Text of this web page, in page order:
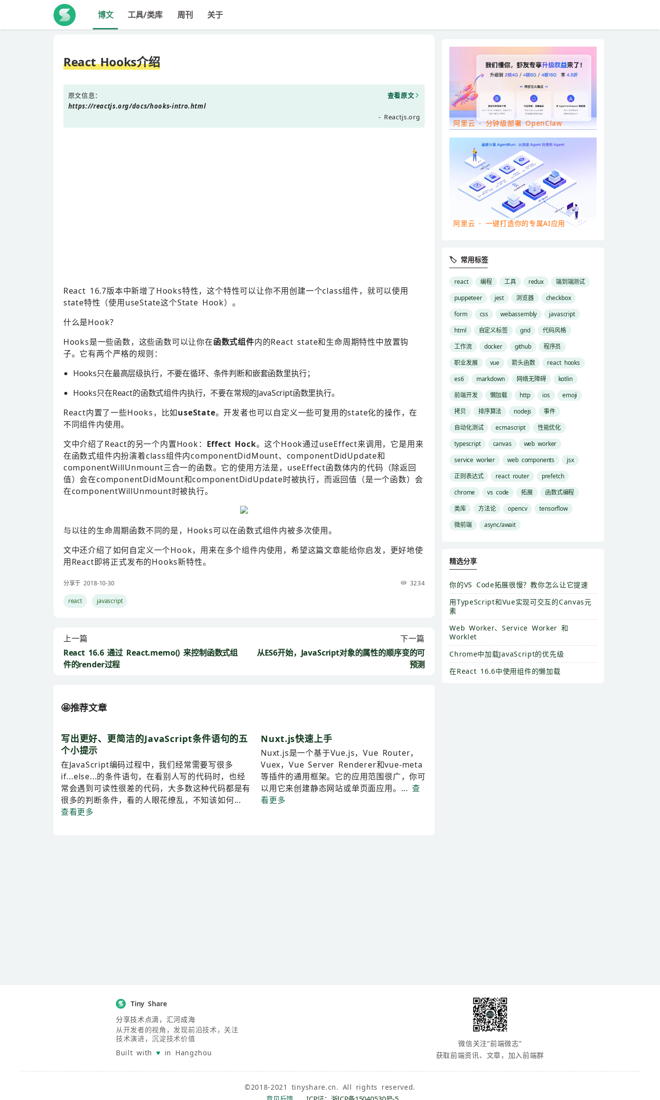
博文 工具/类库 周刊 关于
React Hooks介绍
原文信息：
查看原文
https://reactjs.org/docs/hooks-intro.html
- Reactjs.org
React 16.7版本中新增了Hooks特性，这个特性可以让你不用创建一个class组件，就可以使用
state特性（使用useState这个State Hook）。
什么是Hook？
Hooks是一些函数，这些函数可以让你在函数式组件内的React state和生命周期特性中放置钩
子。它有两个严格的规则：
Hooks只在最高层级执行，不要在循环、条件判断和嵌套函数里执行；
Hooks只在React的函数式组件内执行，不要在常规的JavaScript函数里执行。
React内置了一些Hooks，比如useState。开发者也可以自定义一些可复用的state化的操作，在
不同组件内使用。
文中介绍了React的另一个内置Hook： Effect Hock。这个Hook通过useEffect来调用，它是用来
在函数式组件内扮演着class组件内componentDidMount、componentDidUpdate和
componentWillUnmount三合一的函数。它的使用方法是，useEffect函数体内的代码（除返回
值）会在componentDidMount和componentDidUpdate时被执行，而返回值（是一个函数）会
在componentWillUnmount时被执行。
与以往的生命周期函数不同的是，Hooks可以在函数式组件内被多次使用。
文中还介绍了如何自定义一个Hook，用来在多个组件内使用，希望这篇文章能给你启发，更好地使
用React即将正式发布的Hooks新特性。
分享于 2018-10-30 3234
react javascript
上一篇
React 16.6 通过 React.memo() 来控制函数式组
件的render过程
下一篇
从ES6开始，JavaScript对象的属性的顺序变的可
预测
🤩推荐文章
写出更好、更简洁的JavaScript条件语句的五
个小提示
在JavaScript编码过程中，我们经常需要写很多
if...else...的条件语句，在看别人写的代码时，也经
常会遇到可读性很差的代码，大多数这种代码都是有
很多的判断条件，看的人眼花缭乱，不知该如何...
查看更多
Nuxt.js快速上手
Nuxt.js是一个基于Vue.js，Vue Router，
Vuex，Vue Server Renderer和vue-meta
等插件的通用框架。它的应用范围很广，你可
以用它来创建静态网站或单页面应用。...查
看更多
阿里云 - 分钟级部署 OpenClaw
阿里云 - 一键打造你的专属AI应用
🏷 常用标签
react 编程 工具 redux
端到端测试
puppeteer
jest 浏览器
checkbox
form
css webassembly
javascript
html
自定义标签 grid
代码风格
工作流
docker github
程序员
职业发展
vue 箭头函数
react hooks
es6
markdown 网络无障碍
kotlin
前端开发
懒加载 http ios
emoji
拷贝
排序算法 nodejs
事件
自动化测试
ecmascript
性能优化
typescript
canvas
web worker
service worker
web components
jsx
正则表达式
react router
prefetch
chrome
vs code 拓展
函数式编程
类库
方法论 opencv
tensorflow
微前端
async/await
精选分享
你的VS Code拓展很慢？教你怎么让它提速
用TypeScript和Vue实现可交互的Canvas元
素
Web Worker、Service Worker 和
Worklet
Chrome中加载JavaScript的优先级
在React 16.6中使用组件的懒加载
Tiny Share
分享技术点滴，汇河成海
从开发者的视角，发现前沿技术，关注
技术演进，沉淀技术价值
Built with ♥ in Hangzhou
微信关注“前端微志”
获取前端资讯、文章，加入前端群
©2018-2021 tinyshare.cn. All rights reserved.